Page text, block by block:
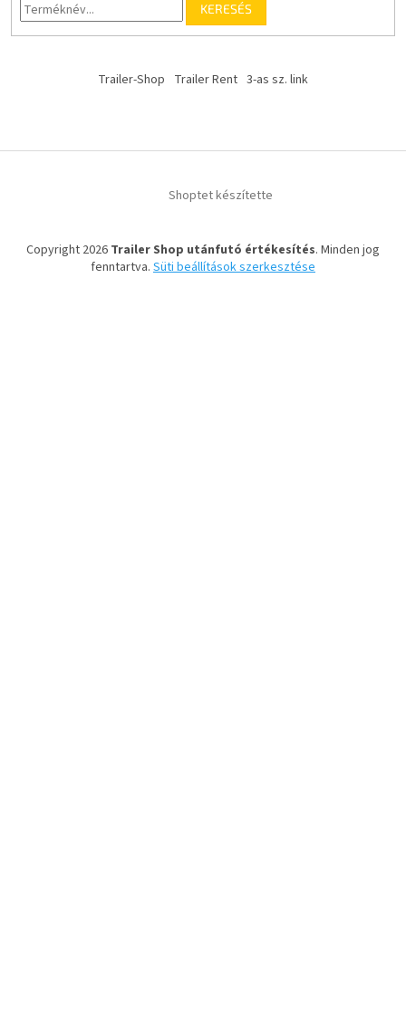
KERESÉS
Trailer-Shop Trailer Rent 3-as sz. link
Shoptet készítette
Copyright 2026 Trailer Shop utánfutó értékesítés. Minden jog
fenntartva. Süti beállítások szerkesztése